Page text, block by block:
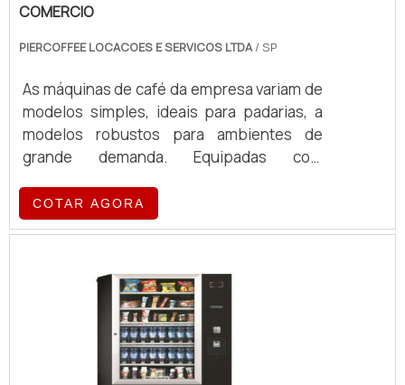
COMERCIO
PIERCOFFEE LOCACOES E SERVICOS LTDA / SP
As máquinas de café da empresa variam de
modelos simples, ideais para padarias, a
modelos robustos para ambientes de
grande demanda. Equipadas com
oferecem eficiência e qualidade no
preparo de café, atendendo a diferentes
COTAR AGORA